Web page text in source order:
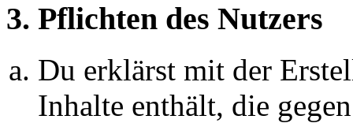
3. Pflichten des Nutzers
Du erklärst mit der
Inhalte enthält, die